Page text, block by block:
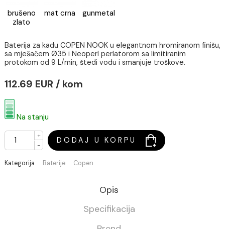
brušeno
zlato
mat crna gunmetal
Baterija za kadu COPEN NOOK u elegantnom hromiranom
protokom od 9 L/min, štedi vodu i smanjuje troškove.
112.69 EUR / kom
Na stanju
DODAJ U KORPU
Copen